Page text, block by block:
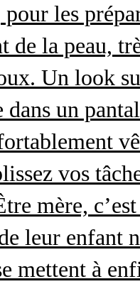
pour les
de la peau,
Un look
dans un
vos
mère,
leur enfant
mettent à